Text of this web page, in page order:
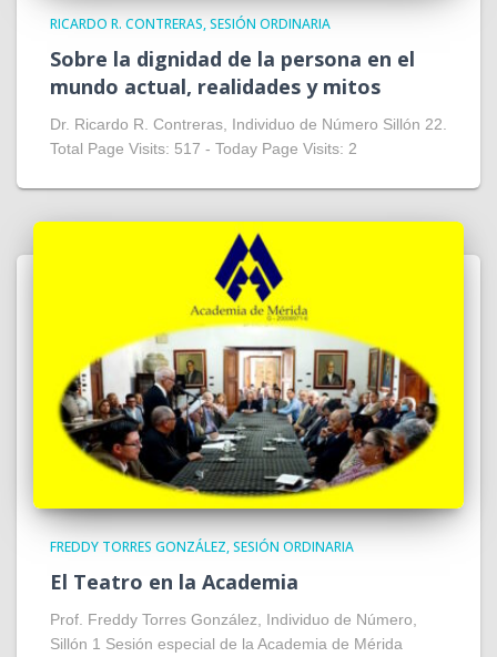
RICARDO R. CONTRERAS SESIÓN ORDINARIA
Sobre la dignidad de la persona en el
mundo actual, realidades y mitos
Dr. Ricardo R. Contreras, Individuo de Número Sillón 22.
Total Page Visits: 517 - Today Page Visits: 2
FREDDY TORRES GONZÁLEZ SESIÓN ORDINARIA
El Teatro en la Academia
Prof. Freddy Torres González, Individuo de Número,
Sillón 1 Sesión especial de la Academia de Mérida